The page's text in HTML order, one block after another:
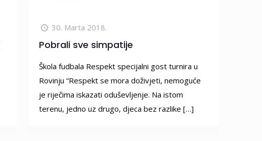
30. Marta 2018.
Pobrali sve simpatije
Škola fudbala Respekt specijalni gost turnira u
Rovinju “Respekt se mora doživjeti, nemoguće
je riječima iskazati oduševljenje. Na istom
terenu, jedno uz drugo, djeca bez razlike […]